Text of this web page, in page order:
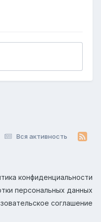
Вся активность
конфиденциальности
персональных данных
соглашение